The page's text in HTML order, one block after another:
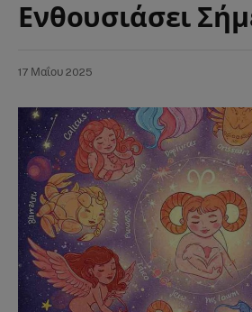
Ενθουσιάσει
17 Μαΐου 2025